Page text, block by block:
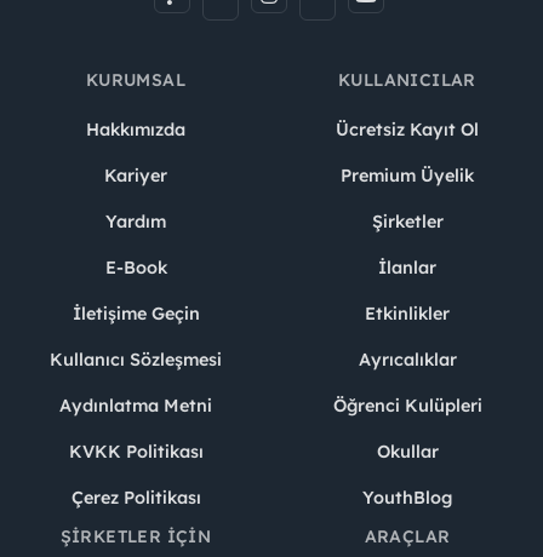
KURUMSAL
Hakkımızda
Kariyer
Yardım
E-Book
İletişime Geçin
Kullanıcı Sözleşmesi
Aydınlatma Metni
KVKK Politikası
Çerez Politikası
KULLANICILAR
Ücretsiz Kayıt Ol
Premium Üyelik
Şirketler
İlanlar
Etkinlikler
Ayrıcalıklar
Öğrenci Kulüpleri
Okullar
YouthBlog
ŞIRKETLER İÇIN
ARAÇLAR